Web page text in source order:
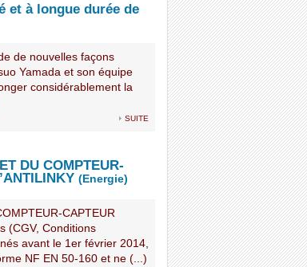
et à longue durée de
de nouvelles façons
Yamada et son équipe
considérablement la
suite
DU COMPTEUR-
(Energie)
CAPTEUR
(CGV, Conditions
avant le 1er février 2014,
NF EN 50-160 et ne (...)